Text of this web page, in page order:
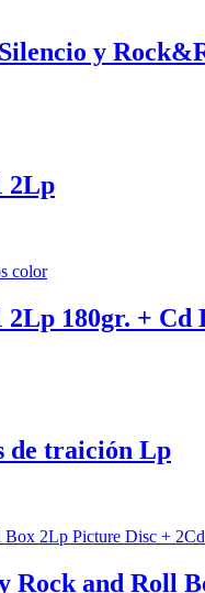
y
2Lp
2Lp 180gr. +
de traición Lp
Rock and Roll